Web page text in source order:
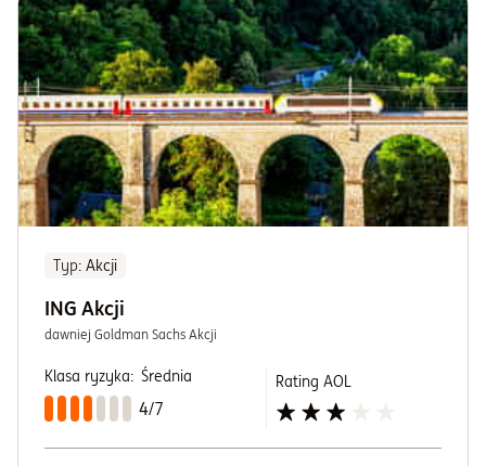
Typ: Akcji
ING Akcji
dawniej Goldman Sachs Akcji
Klasa ryzyka: Średnia
4/7
Rating AOL